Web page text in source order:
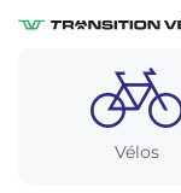
Vélos